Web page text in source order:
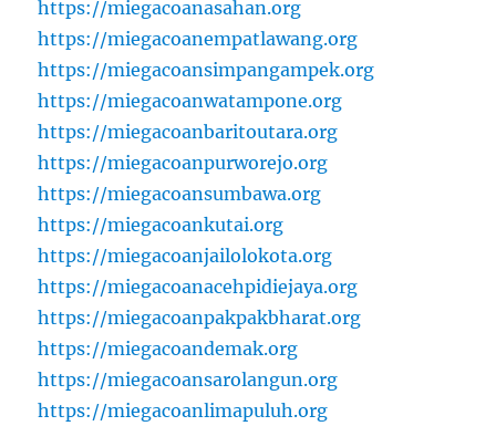
https://miegacoanasahan.org
https://miegacoanempatlawang.org
https://miegacoansimpangampek.org
https://miegacoanwatampone.org
https://miegacoanbaritoutara.org
https://miegacoanpurworejo.org
https://miegacoansumbawa.org
https://miegacoankutai.org
https://miegacoanjailolokota.org
https://miegacoanacehpidiejaya.org
https://miegacoanpakpakbharat.org
https://miegacoandemak.org
https://miegacoansarolangun.org
https://miegacoanlimapuluh.org